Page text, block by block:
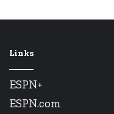
Links
ESPN+
ESPN.com